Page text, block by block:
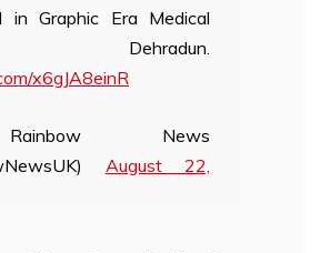
in Graphic Era Medical
Dehradun.
x6gJA8einR
News
August 22,